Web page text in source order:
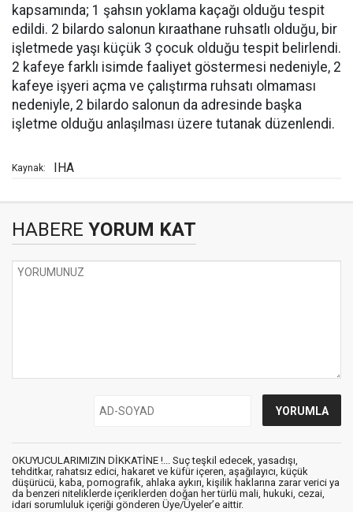
kapsamında; 1 şahsın yoklama kaçağı olduğu tespit
edildi. 2 bilardo salonun kıraathane ruhsatlı olduğu, bir
işletmede yaşı küçük 3 çocuk olduğu tespit belirlendi.
2 kafeye farklı isimde faaliyet göstermesi nedeniyle, 2
kafeye işyeri açma ve çalıştırma ruhsatı olmaması
nedeniyle, 2 bilardo salonun da adresinde başka
işletme olduğu anlaşılması üzere tutanak düzenlendi.
Kaynak: IHA
HABERE YORUM KAT
OKUYUCULARIMIZIN DİKKATİNE !... Suç teşkil edecek, yasadışı,
tehditkar, rahatsız edici, hakaret ve küfür içeren, aşağılayıcı, küçük
düşürücü, kaba, pornografik, ahlaka aykırı, kişilik haklarına zarar verici ya
da benzeri niteliklerde içeriklerden doğan her türlü mali, hukuki, cezai,
idari sorumluluk içeriği gönderen Üye/Üyeler’e aittir.